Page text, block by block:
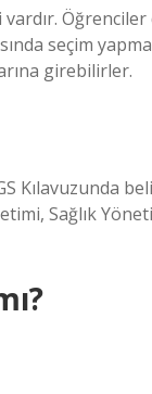
Öğrenciler
seçim
girebilirler.
Kılavuzunda
Sağlık